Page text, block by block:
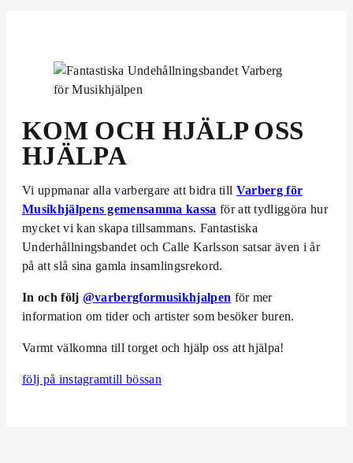
KOM OCH HJÄLP OSS
HJÄLPA
Vi uppmanar alla varbergare att bidra till Varberg för
Musikhjälpens gemensamma kassa för att tydliggöra hur
mycket vi kan skapa tillsammans. Fantastiska
Underhållningsbandet och Calle Karlsson satsar även i år
på att slå sina gamla insamlingsrekord.
In och följ @varbergformusikhjalpen för mer
information om tider och artister som besöker buren.
Varmt välkomna till torget och hjälp oss att hjälpa!
följ på instagramtill bössan